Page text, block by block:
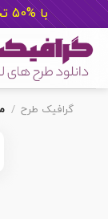
با %50 تخفیف اشتراک بخر
content
گرافیک طرح /